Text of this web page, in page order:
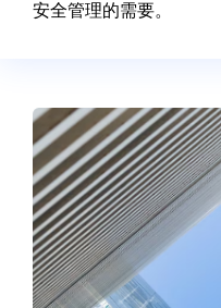
安全管理的需要。